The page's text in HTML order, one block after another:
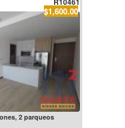
$1,600.00
2 parqueos